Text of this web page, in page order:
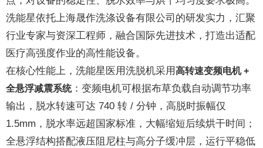
洗能星依托上海晟作洗涤设备有限公司的研发实力，汇聚
行业专家与资深工程师，融合国际先进技术，打造出适配
医疗高强度作业的高性能设备。
在核心性能上，洗能星医用洗脱机采用高转速变频电机 +
全悬浮减震系统：变频电机可根据布草负载自动调节功率
输出，脱水转速可达 740 转 / 分钟，高脱时振幅仅
1.5mm，脱水率远超国家标准，大幅缩短后续烘干时间；
全悬浮结构搭配液压阻尼柱与高分子缓冲层，运行平稳低